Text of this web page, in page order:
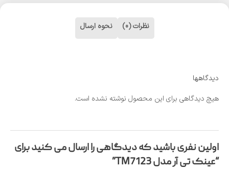
نظرات (0) نحوه ارسال
دیدگاهها
هیچ دیدگاهی برای این محصول نوشته نشده است.
اولین نفری باشید که دیدگاهی را ارسال می کنید برای
“عینک تی آر مدل TM7123”